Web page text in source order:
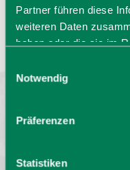
Partner führen diese
weiteren Daten
haben oder die sie im
Cookies, wenn Sie
Notwendig
Präferenzen
Statistiken
Sprache